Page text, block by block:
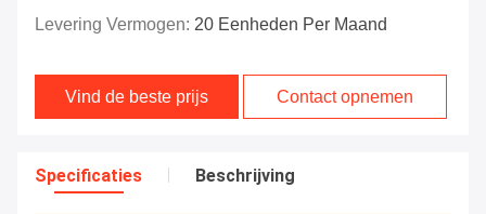
Levering Vermogen: 20 Eenheden Per Maand
Vind de beste prijs Contact opnemen
Specificaties Beschrijving